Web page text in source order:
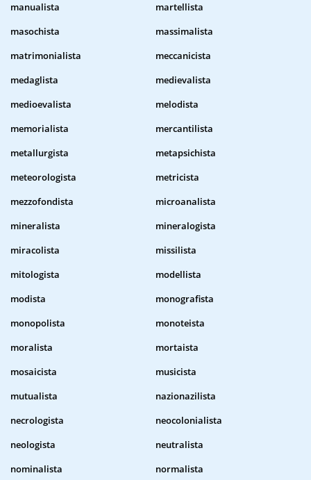
manualista
martellista
masochista
massimalista
matrimonialista
meccanicista
medaglista
medievalista
medioevalista
melodista
memorialista
mercantilista
metallurgista
metapsichista
meteorologista
metricista
mezzofondista
microanalista
mineralista
mineralogista
miracolista
missilista
mitologista
modellista
modista
monografista
monopolista
monoteista
moralista
mortaista
mosaicista
musicista
mutualista
nazionazilista
necrologista
neocolonialista
neologista
neutralista
nominalista
normalista